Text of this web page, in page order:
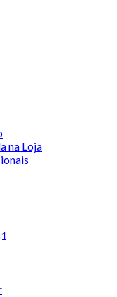
na Loja